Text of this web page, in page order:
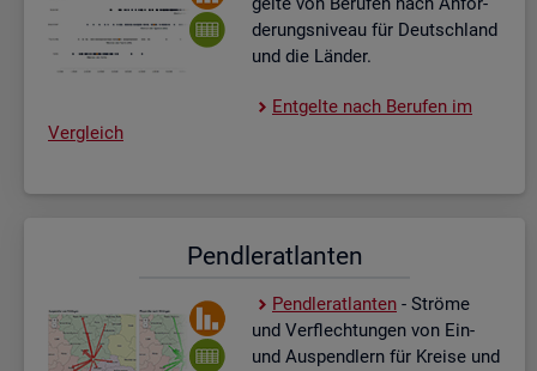
de­rungs­ni­veau für Deutsch­land
und die Län­der.
Ent­gel­te nach Be­ru­fen im
Ver­gleich
Pend­ler­at­lan­ten
Pend­ler­at­lan­ten - Strö­me
und Ver­flech­tun­gen von Ein-
und Aus­pend­lern für Krei­se und